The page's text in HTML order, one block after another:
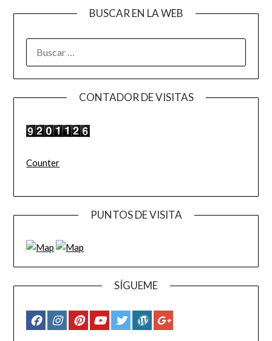
BUSCAR EN LA WEB
CONTADOR DE VISITAS
Counter
PUNTOS DE VISITA
SÍGUEME